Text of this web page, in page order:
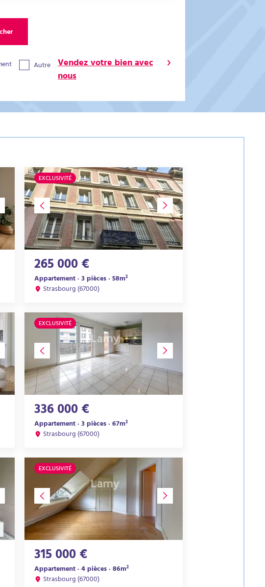
Autre Vendez votre bien avec
nous
EXCLUSIVITÉ
265 000 €
Appartement · 3 pièces · 58m²
Strasbourg (67000)
EXCLUSIVITÉ
336 000 €
Appartement · 3 pièces · 67m²
Strasbourg (67000)
EXCLUSIVITÉ
315 000 €
Appartement · 4 pièces · 86m²
Strasbourg (67000)